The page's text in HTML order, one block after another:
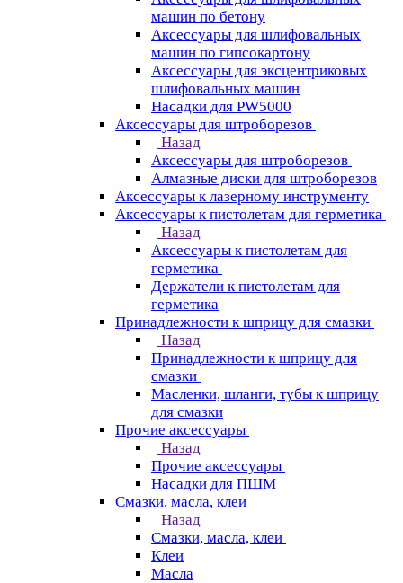
машин по бетону
Аксессуары для шлифовальных
машин по гипсокартону
Аксессуары для эксцентриковых
шлифовальных машин
Насадки для PW5000
Аксессуары для штроборезов
Назад
Аксессуары для штроборезов
Алмазные диски для штроборезов
Аксессуары к лазерному инструменту
Аксессуары к пистолетам для герметика
Назад
Аксессуары к пистолетам для
герметика
Держатели к пистолетам для
герметика
Принадлежности к шприцу для смазки
Назад
Принадлежности к шприцу для
смазки
Масленки, шланги, тубы к шприцу
для смазки
Прочие аксессуары
Назад
Прочие аксессуары
Насадки для ПШМ
Смазки, масла, клеи
Назад
Смазки, масла, клеи
Клеи
Масла